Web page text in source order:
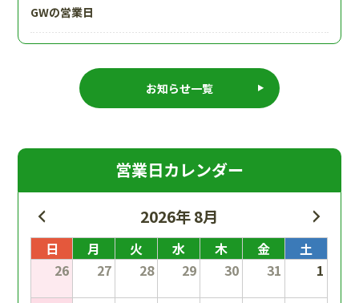
GWの営業日
年末年始営業
台風10号のさなかスタートした2024.産地視察
お知らせ一覧
営業日カレンダー
2026年 8月
日 月 火 水 木 金
土
26
27 28 29 30 31
1